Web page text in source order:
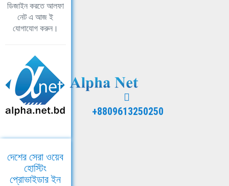
ডিজাইন করতে আলফা
নেট এ আজ ই
যোগাযোগ করুন।
+8809613250250
দেশের সেরা ওয়েব
হোস্টিং
প্রোভাইডার ইন